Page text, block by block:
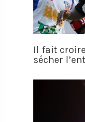
Il fait
sécher